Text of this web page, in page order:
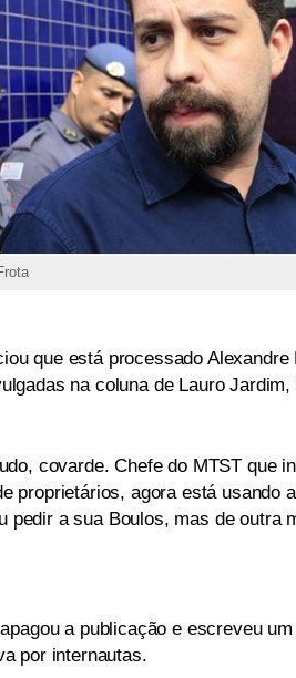
que está processado Alexandre
na coluna de Lauro Jardim,
covarde. Chefe do MTST que
proprietários, agora está usando
a sua Boulos, mas de outra
a publicação e escreveu
por internautas.